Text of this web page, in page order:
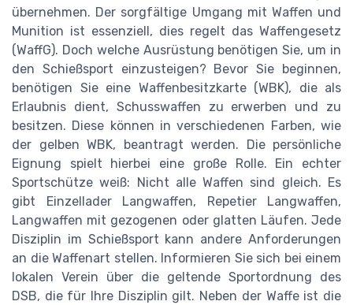
übernehmen. Der sorgfältige Umgang mit Waffen und
Munition ist essenziell, dies regelt das Waffengesetz
(WaffG). Doch welche Ausrüstung benötigen Sie, um in
den Schießsport einzusteigen? Bevor Sie beginnen,
benötigen Sie eine Waffenbesitzkarte (WBK), die als
Erlaubnis dient, Schusswaffen zu erwerben und zu
besitzen. Diese können in verschiedenen Farben, wie
der gelben WBK, beantragt werden. Die persönliche
Eignung spielt hierbei eine große Rolle. Ein echter
Sportschütze weiß: Nicht alle Waffen sind gleich. Es
gibt Einzellader Langwaffen, Repetier Langwaffen,
Langwaffen mit gezogenen oder glatten Läufen. Jede
Disziplin im Schießsport kann andere Anforderungen
an die Waffenart stellen. Informieren Sie sich bei einem
lokalen Verein über die geltende Sportordnung des
DSB, die für Ihre Disziplin gilt. Neben der Waffe ist die